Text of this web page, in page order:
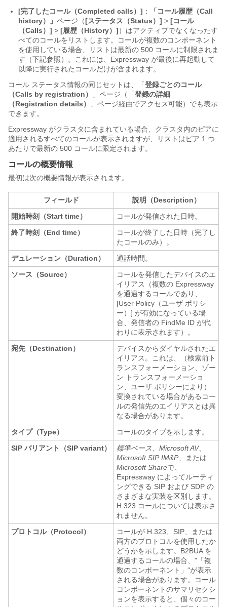
[完了したコール（Completed calls）] ：
「コール履歴（Call
history）」 ページ（[ステータス（Status）] > [コール
（Calls）] > [履歴（History）]）はアクティブでなくなったす
べてのコールをリストします。コールが複数のコンポーネント
を使用している場合、リストは最新の 500 コールに制限されま
す（下記参照）。これには、Expressway が最後に再起動して
以降に実行されたコールだけが含まれます。
コール ステータス情報の同じセットは、「 登録ごとのコール
（Calls by registration）
」ページ（「 登録の詳細
（Registration details）
」ページ経由でアクセス可能）でも表示
できます。
Expressway がクラスタに含まれている場合、クラスタ内のピアに
適用されるすべてのコールが表示されますが、リストはピア 1 つ
あたりで最新の 500 コールに限定されます。
コールの概要情報
最初は次の概要情報が表示されます。
フィールド
説明（Description）
開始時刻（Start time）
コールが発信された日時。
終了時刻（End time）
コールが終了した日時（完了し
たコールのみ）。
デュレーション（Duration）
通話時間。
ソース（Source）
コールを発信したデバイスのエ
イリアス（複数の Expressway
を通過するコールであり、
[User Policy（ユーザ ポリシ
ー）] が有効になっている場
合、発信者の FindMe ID が代
わりに表示されます）。
宛先（Destination）
デバイスからダイヤルされたエ
イリアス。これは、（検索前ト
ランスフォーメーション、ゾー
ン トランスフォーメーショ
ン、ユーザ ポリシーにより）
変換されている場合があるコー
ルの発信先のエイリアスとは異
なる場合があります。
タイプ（Type）
コールのタイプを示します。
SIP バリアント（SIP variant）
標準ベース Microsoft AV、
Microsoft SIP IM&P、または
Microsoft Shareで、
Expressway によってルーティ
ングできる SIP および SDP の
さまざまな実装を区別します。
H.323 コールについては表示さ
れません。
プロトコル（Protocol）
コールが H.323、SIP、または
両方のプロトコルを使用したか
どうかを示します。B2BUA を
通過するコールの場合、 "「複
数のコンポーネント」"が表示
される場合があります。コール
コンポーネントのサマリセクシ
ョンを表示すると、個々のコー